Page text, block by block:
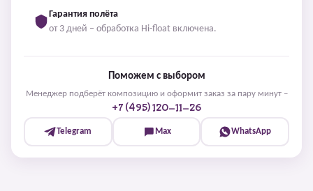
Гарантия полёта
от 3 дней – обработка Hi-float включена.
Поможем с выбором
Менеджер подберёт композицию и оформит заказ за пару минут –
+7 (495) 120-11-26
Telegram Max WhatsApp